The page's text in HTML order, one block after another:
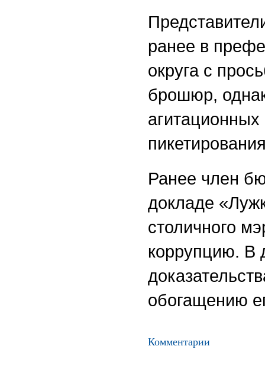
ранее в
округа с
брошюр,
Ранее член
докладе
столичного
коррупцию. В
обогащению
Комментарии